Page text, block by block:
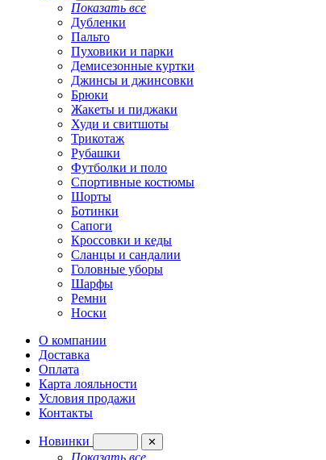
Показать все
Дубленки
Пальто
Пуховики и парки
Демисезонные куртки
Джинсы и джинсовки
Брюки
Жакеты и пиджаки
Худи и свитшоты
Трикотаж
Рубашки
Футболки и поло
Спортивные костюмы
Шорты
Ботинки
Сапоги
Кроссовки и кеды
Сланцы и сандалии
Головные уборы
Шарфы
Ремни
Носки
О компании
Доставка
Оплата
Карта лояльности
Условия продажи
Контакты
Новинки ✕